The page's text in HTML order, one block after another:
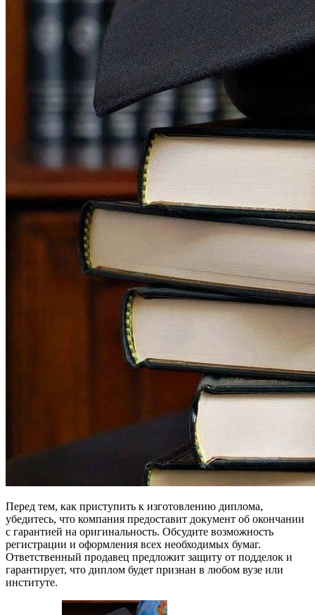
Перед тем, как приступить к изготовлению диплома,
убедитесь, что компания предоставит документ об окончании
с гарантией на оригинальность. Обсудите возможность
регистрации и оформления всех необходимых бумаг.
Ответственный продавец предложит защиту от подделок и
гарантирует, что диплом будет признан в любом вузе или
институте.